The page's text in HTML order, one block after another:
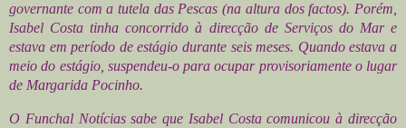
governante com a tutela das Pescas (na altura dos factos). Porém,
Isabel Costa tinha concorrido à direcção de Serviços do Mar e
estava em período de estágio durante seis meses. Quando estava a
meio do estágio, suspendeu-o para ocupar provisoriamente o lugar
de Margarida Pocinho.
O Funchal Notícias sabe que Isabel Costa comunicou à direcção